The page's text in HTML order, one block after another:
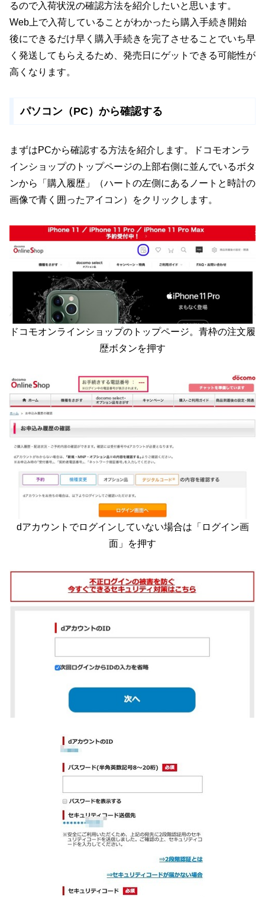
るので入荷状況の確認方法を紹介したいと思います。
Web上で入荷していることがわかったら購入手続き開始
後にできるだけ早く購入手続きを完了させることでいち早
く発送してもらえるため、発売日にゲットできる可能性が
高くなります。
パソコン（PC）から確認する
まずはPCから確認する方法を紹介します。ドコモオンラ
インショップのトップページの上部右側に並んでいるボタ
ンから「購入履歴」（ハートの左側にあるノートと時計の
画像で青く囲ったアイコン）をクリックします。
ドコモオンラインショップのトップページ。青枠の注文履
歴ボタンを押す
dアカウントでログインしていない場合は「ログイン画
面」を押す